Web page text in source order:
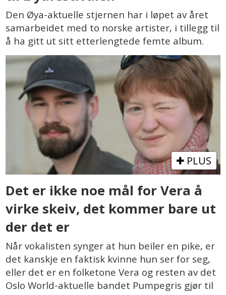
Den Øya-aktuelle stjernen har i løpet av året
samarbeidet med to norske artister, i tillegg til
å ha gitt ut sitt etterlengtede femte album.
PLUS
Det er ikke noe mål for Vera å
virke skeiv, det kommer bare ut
der det er
Når vokalisten synger at hun beiler en pike, er
det kanskje en faktisk kvinne hun ser for seg,
eller det er en folketone Vera og resten av det
Oslo World-aktuelle bandet Pumpegris gjør til